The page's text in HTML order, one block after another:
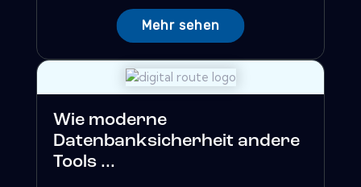
Mehr sehen
Wie moderne
Datenbanksicherheit andere
Tools ...